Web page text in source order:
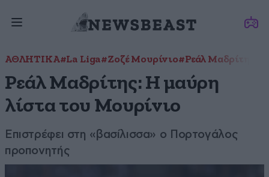
ΑΘΛΗΤΙΚΑ#La Liga#Ζοζέ Μουρίνιο#Ρεάλ Μαδρίτης
Ρεάλ Μαδρίτης: Η μαύρη
λίστα του Μουρίνιο
Επιστρέφει στη «βασίλισσα» ο Πορτογάλος
προπονητής